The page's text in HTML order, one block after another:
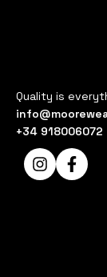
Quality is
+34 918006072